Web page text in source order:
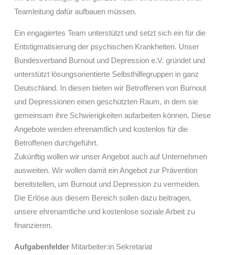
Teamleitung dafür aufbauen müssen.
Ein engagiertes Team unterstützt und setzt sich ein für die
Entstigmatisierung der psychischen Krankheiten. Unser
Bundesverband Burnout und Depression e.V. gründet und
unterstützt lösungsorientierte Selbsthilfegruppen in ganz
Deutschland. In diesen bieten wir Betroffenen von Burnout
und Depressionen einen geschützten Raum, in dem sie
gemeinsam ihre Schwierigkeiten aufarbeiten können. Diese
Angebote werden ehrenamtlich und kostenlos für die
Betroffenen durchgeführt.
Zukünftig wollen wir unser Angebot auch auf Unternehmen
ausweiten. Wir wollen damit ein Angebot zur Prävention
bereitstellen, um Burnout und Depression zu vermeiden.
Die Erlöse aus diesem Bereich sollen dazu beitragen,
unsere ehrenamtliche und kostenlose soziale Arbeit zu
finanzieren.
Aufgabenfelder Mitarbeiter:in Sekretariat